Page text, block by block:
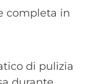
completa in
di pulizia